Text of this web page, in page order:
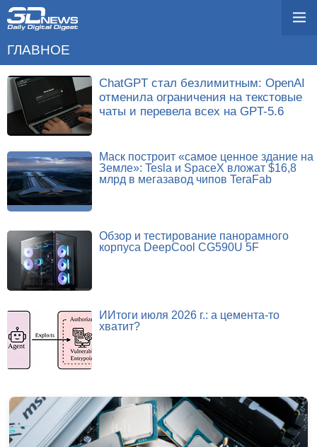
ГЛАВНОЕ
ChatGPT стал безлимитным: OpenAI
отменила ограничения на текстовые
чаты и перевела всех на GPT-5.6
Маск построит «самое ценное здание на
Земле»: Tesla и SpaceX вложат $16,8
млрд в мегазавод чипов TeraFab
Обзор и тестирование панорамного
корпуса DeepCool CG590U 5F
ИИтоги июля 2026 г.: а цемента-то
хватит?